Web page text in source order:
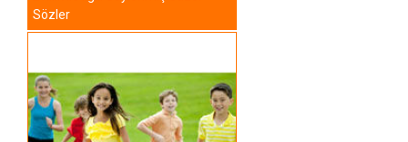
Sözler